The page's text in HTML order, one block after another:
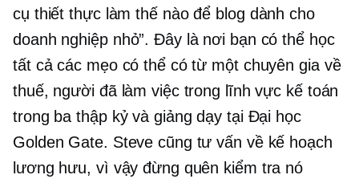
cụ thiết thực làm thế nào để blog dành cho
doanh nghiệp nhỏ”. Đây là nơi bạn có thể học
tất cả các mẹo có thể có từ một chuyên gia về
thuế, người đã làm việc trong lĩnh vực kế toán
trong ba thập kỷ và giảng dạy tại Đại học
Golden Gate. Steve cũng tư vấn về kế hoạch
lương hưu, vì vậy đừng quên kiểm tra nó